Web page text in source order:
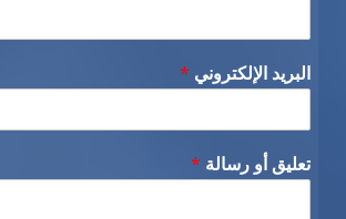
البريد الإلكتروني *
تعليق أو رسالة *